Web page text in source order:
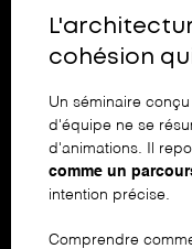
cohésion
Un séminaire
d'équipe ne se
d'animations. Il
comme un
intention précise.
Comprendre